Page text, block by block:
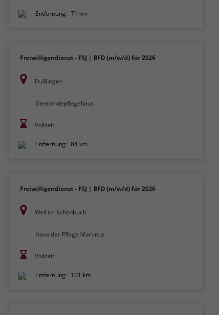
Entfernung: 71 km
Freiwilligendienst - FSJ | BFD (m/w/d) für 2026
Dußlingen
Gemeindepflegehaus
Vollzeit
Entfernung: 84 km
Freiwilligendienst - FSJ | BFD (m/w/d) für 2026
Weil im Schönbuch
Haus der Pflege Martinus
Vollzeit
Entfernung: 101 km